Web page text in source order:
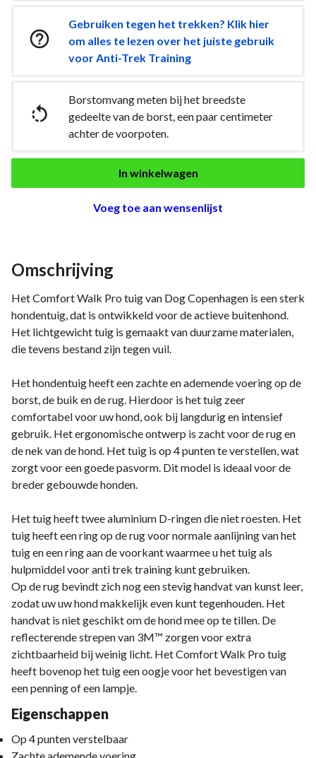

Gebruiken tegen het trekken? Klik hier
om alles te lezen over het juiste gebruik
voor Anti-Trek Training

Borstomvang meten bij het breedste
gedeelte van de borst, een paar centimeter
achter de voorpoten.
In winkelwagen
Voeg toe aan wensenlijst
Omschrijving
Het Comfort Walk Pro tuig van Dog Copenhagen is een sterk
hondentuig, dat is ontwikkeld voor de actieve buitenhond.
Het lichtgewicht tuig is gemaakt van duurzame materialen,
die tevens bestand zijn tegen vuil.
Het hondentuig heeft een zachte en ademende voering op de
borst, de buik en de rug. Hierdoor is het tuig zeer
comfortabel voor uw hond, ook bij langdurig en intensief
gebruik. Het ergonomische ontwerp is zacht voor de rug en
de nek van de hond. Het tuig is op 4 punten te verstellen, wat
zorgt voor een goede pasvorm. Dit model is ideaal voor de
breder gebouwde honden.
Het tuig heeft twee aluminium D-ringen die niet roesten. Het
tuig heeft een ring op de rug voor normale aanlijning van het
tuig en een ring aan de voorkant waarmee u het tuig als
hulpmiddel voor anti trek training kunt gebruiken.
Op de rug bevindt zich nog een stevig handvat van kunst leer,
zodat uw uw hond makkelijk even kunt tegenhouden. Het
handvat is niet geschikt om de hond mee op te tillen. De
reflecterende strepen van 3M™ zorgen voor extra
zichtbaarheid bij weinig licht. Het Comfort Walk Pro tuig
heeft bovenop het tuig een oogje voor het bevestigen van
een penning of een lampje.
Eigenschappen
Op 4 punten verstelbaar